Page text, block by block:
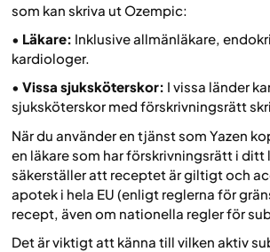
som kan skriva ut Ozempic:
• Läkare: Inklusive allmänläkare,
kardiologer.
• Vissa sjuksköterskor: I vissa länder
sjuksköterskor med förskrivningsrätt
När du använder en tjänst som Yazen
en läkare som har förskrivningsrätt i ditt
säkerställer att receptet är giltigt och
apotek i hela EU (enligt reglerna för
recept, även om nationella regler för
Det är viktigt att känna till vilken aktiv